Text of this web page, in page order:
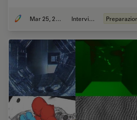
Mar 25, 2026 Intervista